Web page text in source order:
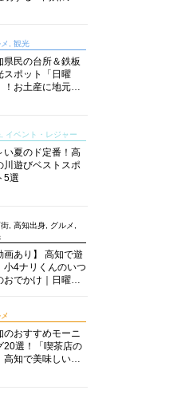
メ, 観光
県民の台所＆鉄板
スポット「日曜
！お土産に地元野
イベント・レジャー
い夏のド定番！高
川遊びベストスポ
5選
, 高知出身, グルメ,
画あり】 高知で遊
小4ナリくんのいつ
おでかけ｜日曜市
のおすすめモーニ
20選！「喫茶店の
高知で美味しい喫